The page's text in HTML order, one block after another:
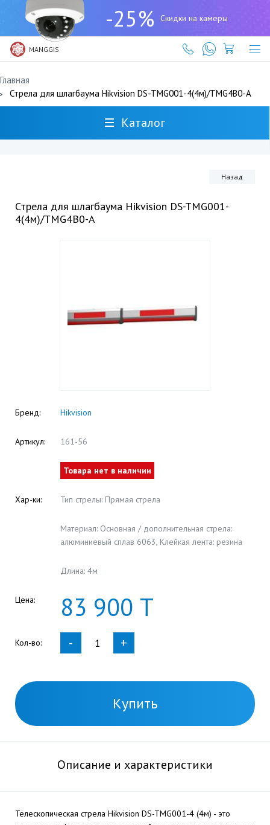
-25% Скидки на камеры
MANGGIS
(727)
317-
61-
61
Главная
Стрела для шлагбаума Hikvision DS-TMG001-4(4м)/TMG4B0-A
Каталог
Назад
Стрела для шлагбаума Hikvision DS-TMG001-
4(4м)/TMG4B0-A
Бренд: Hikvision
Артикул: 161-56
Товара нет в наличии
Хар-ки: Тип стрелы: Прямая стрела
Материал: Основная / дополнительная стрела:
алюминиевый сплав 6063, Клейкая лента: резина
Длина: 4м
Цена: 83 900 Т
Кол-во: - +
Купить
Описание и характеристики
Телескопическая стрела Hikvision DS-TMG001-4 (4м) - это